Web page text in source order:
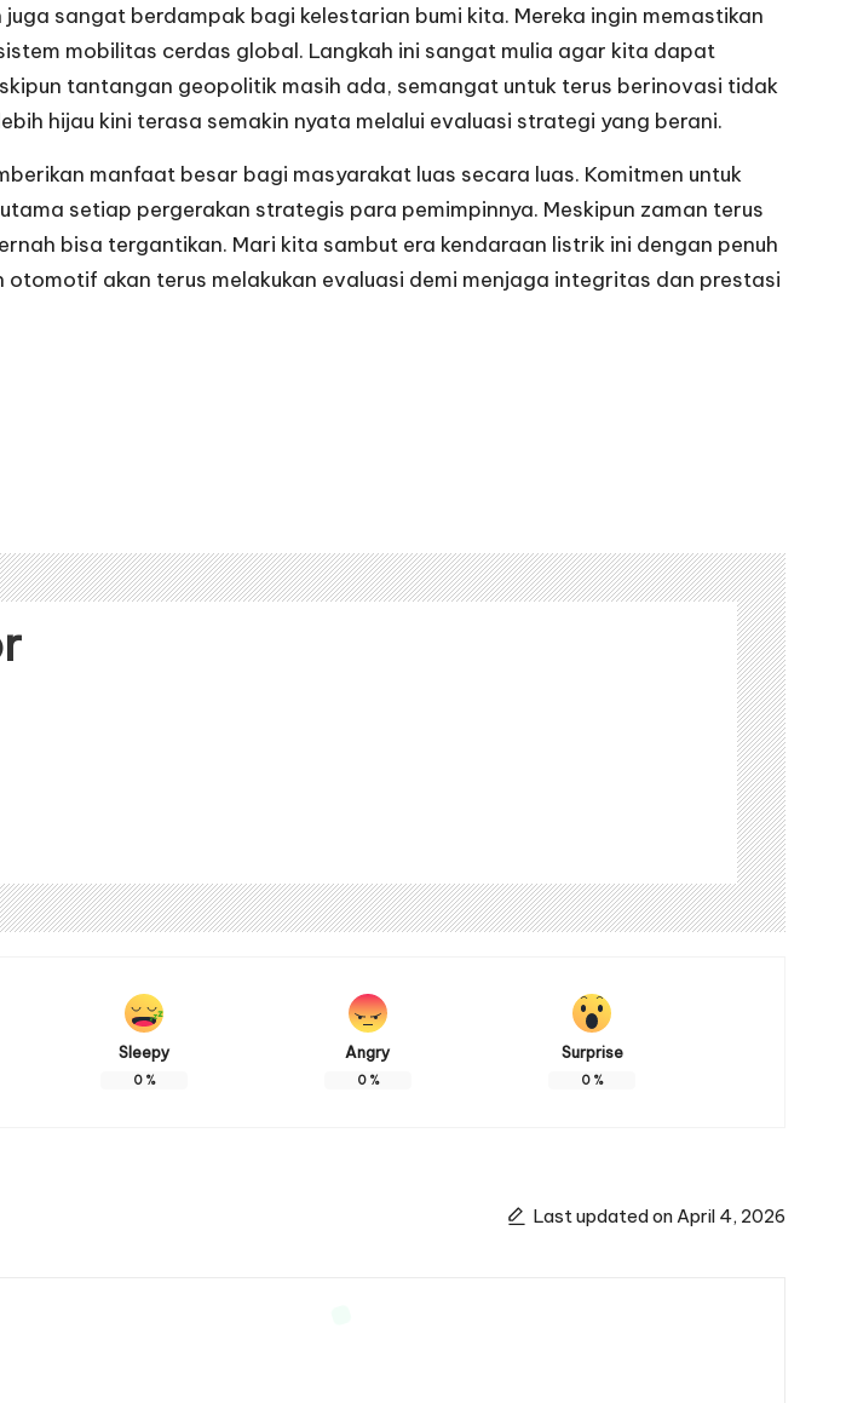
sangat berdampak bagi kelestarian bumi kita. Mereka ingin memastikan
mobilitas cerdas global. Langkah ini sangat mulia agar kita dapat
tantangan geopolitik masih ada, semangat untuk terus berinovasi tidak
hijau kini terasa semakin nyata melalui evaluasi strategi yang berani.
manfaat besar bagi masyarakat luas secara luas. Komitmen untuk
setiap pergerakan strategis para pemimpinnya. Meskipun zaman terus
bisa tergantikan. Mari kita sambut era kendaraan listrik ini dengan penuh
akan terus melakukan evaluasi demi menjaga integritas dan prestasi
Sleepy
0%
Angry
0%
Surprise
0%
Last updated on April 4, 2026